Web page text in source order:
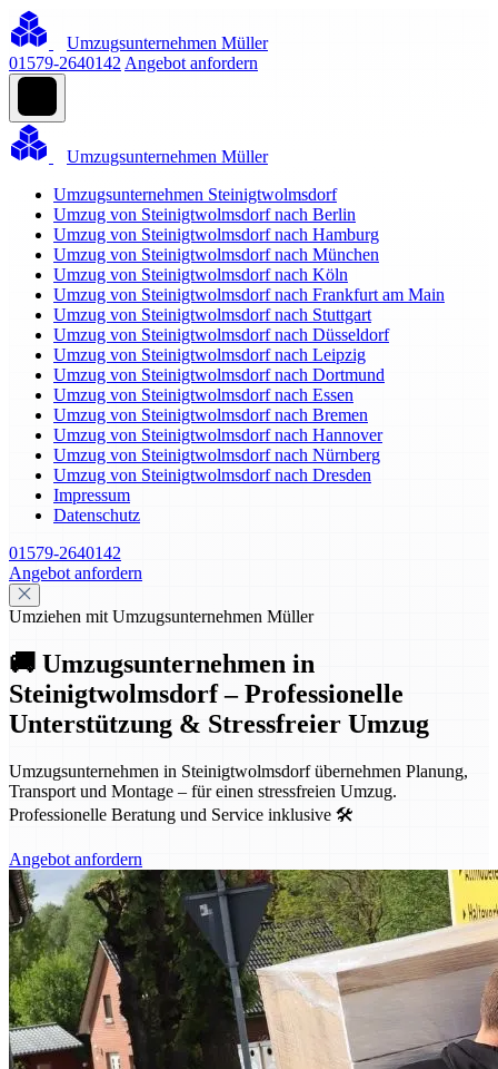
Umzugsunternehmen Müller
01579-2640142 Angebot anfordern
Umzugsunternehmen Müller
Umzugsunternehmen Steinigtwolmsdorf
Umzug von Steinigtwolmsdorf nach Berlin
Umzug von Steinigtwolmsdorf nach Hamburg
Umzug von Steinigtwolmsdorf nach München
Umzug von Steinigtwolmsdorf nach Köln
Umzug von Steinigtwolmsdorf nach Frankfurt am Main
Umzug von Steinigtwolmsdorf nach Stuttgart
Umzug von Steinigtwolmsdorf nach Düsseldorf
Umzug von Steinigtwolmsdorf nach Leipzig
Umzug von Steinigtwolmsdorf nach Dortmund
Umzug von Steinigtwolmsdorf nach Essen
Umzug von Steinigtwolmsdorf nach Bremen
Umzug von Steinigtwolmsdorf nach Hannover
Umzug von Steinigtwolmsdorf nach Nürnberg
Umzug von Steinigtwolmsdorf nach Dresden
Impressum
Datenschutz
01579-2640142
Angebot anfordern
Umziehen mit Umzugsunternehmen Müller
🚚 Umzugsunternehmen in
Steinigtwolmsdorf – Professionelle
Unterstützung & Stressfreier Umzug
Umzugsunternehmen in Steinigtwolmsdorf übernehmen Planung,
Transport und Montage – für einen stressfreien Umzug.
Professionelle Beratung und Service inklusive 🛠️
Angebot anfordern